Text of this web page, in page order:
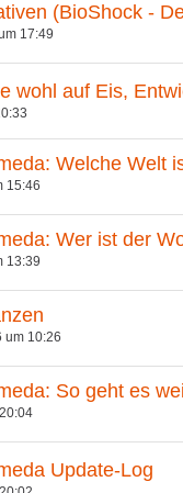
(BioShock -
17:49
wohl auf Eis,
Welche Welt
15:46
Wer ist der
13:39
um 10:26
So geht es
Update-Log